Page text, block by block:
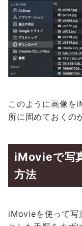
このように画像を
所に固めておくの
iMovieで写
方法
iMovieを使って写